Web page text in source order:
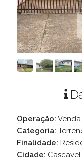
Operação: Venda
Categoria:
Finalidade:
Cidade: Cascavel